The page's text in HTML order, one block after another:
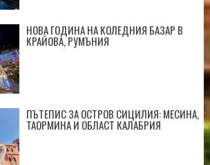
НОВА ГОДИНА НА КОЛЕДНИЯ БАЗАР В
КРАЙОВА, РУМЪНИЯ
ПЪТЕПИС ЗА ОСТРОВ СИЦИЛИЯ: МЕСИНА,
ТАОРМИНА И ОБЛАСТ КАЛАБРИЯ